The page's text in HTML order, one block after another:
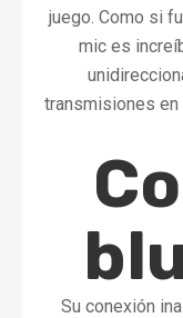
juego. Como si
mic es
transmisiones en
Su conexión